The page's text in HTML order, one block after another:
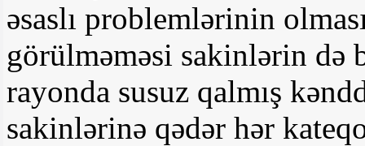
əsaslı problemlərinin
görülməməsi sakinlərin də
rayonda susuz qalmış
sakinlərinə qədər hər